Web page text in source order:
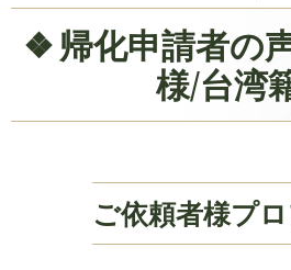
帰化申請者
様/台湾
ご依頼者様プ